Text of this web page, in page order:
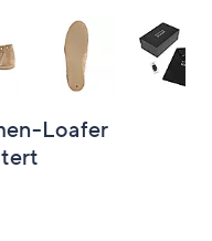
Loafer